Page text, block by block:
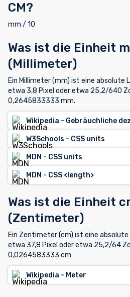
CM?
mm / 10
Was ist die Einheit
(Millimeter)
Ein Millimeter (mm) ist eine absolute
etwa 3,8 Pixel oder etwa 25,2/640
0,2645833333 mm.
Wikipedia - Gebräuchliche
W3Schools - CSS units
MDN - CSS units
MDN - CSS <length>
Was ist die Einheit
(Zentimeter)
Ein Zentimeter (cm) ist eine absolute
etwa 37,8 Pixel oder etwa 25,2/64
0,0264583333 cm
Wikipedia - Meter